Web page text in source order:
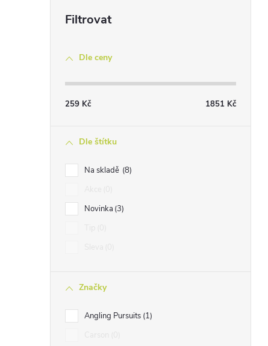
Dle ceny
259 Kč 1851 Kč
Dle štítku
Na skladě 8
Novinka 3
Značky
Angling Pursuits 1